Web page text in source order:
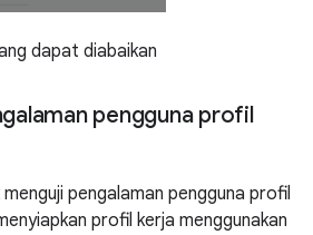
dapat diabaikan
pengguna profil
pengalaman pengguna profil
profil kerja menggunakan